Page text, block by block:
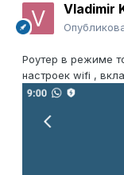
Vladimir
Роутер в режиме
настроек wifi ,